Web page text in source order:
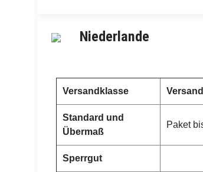
Niederlande
Versandklasse
Standard und
Übermaß
Paket
Sperrgut